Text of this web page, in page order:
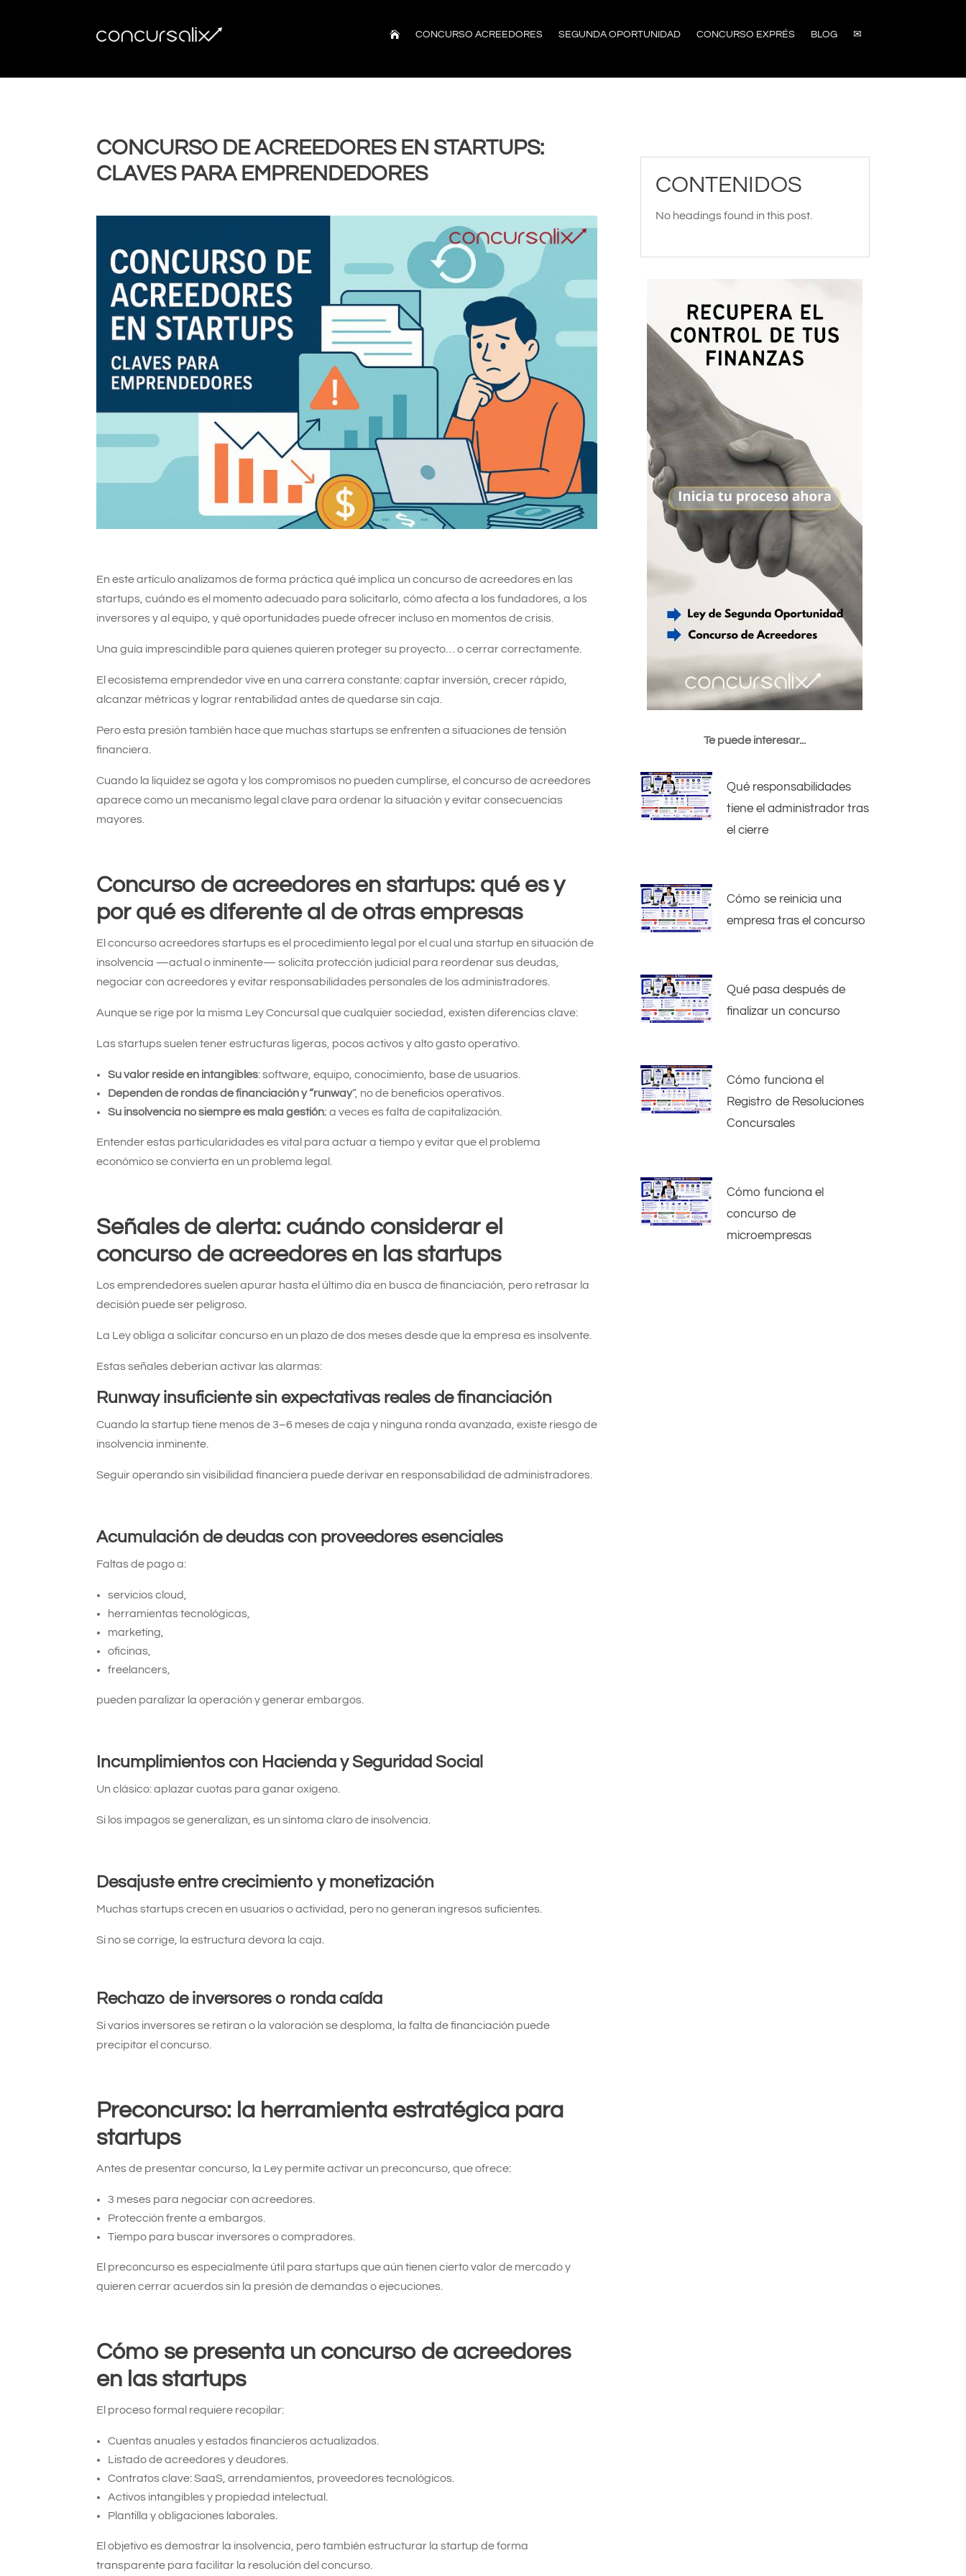
 CONCURSO ACREEDORES SEGUNDA OPORTUNIDAD CONCURSO EXPRÉS BLOG ✉
CONCURSO DE ACREEDORES EN STARTUPS:
CLAVES PARA EMPRENDEDORES
En este artículo analizamos de forma práctica qué implica un concurso de acreedores en las
startups, cuándo es el momento adecuado para solicitarlo, cómo afecta a los fundadores, a los
inversores y al equipo, y qué oportunidades puede ofrecer incluso en momentos de crisis.
Una guía imprescindible para quienes quieren proteger su proyecto… o cerrar correctamente.
El ecosistema emprendedor vive en una carrera constante: captar inversión, crecer rápido,
alcanzar métricas y lograr rentabilidad antes de quedarse sin caja.
Pero esta presión también hace que muchas startups se enfrenten a situaciones de tensión
financiera.
Cuando la liquidez se agota y los compromisos no pueden cumplirse, el concurso de acreedores
aparece como un mecanismo legal clave para ordenar la situación y evitar consecuencias
mayores.
Concurso de acreedores en startups: qué es y
por qué es diferente al de otras empresas
El concurso acreedores startups es el procedimiento legal por el cual una startup en situación de
insolvencia —actual o inminente— solicita protección judicial para reordenar sus deudas,
negociar con acreedores y evitar responsabilidades personales de los administradores.
Aunque se rige por la misma Ley Concursal que cualquier sociedad, existen diferencias clave:
Las startups suelen tener estructuras ligeras, pocos activos y alto gasto operativo.
Su valor reside en intangibles: software, equipo, conocimiento, base de usuarios.
Dependen de rondas de financiación y “runway”, no de beneficios operativos.
Su insolvencia no siempre es mala gestión; a veces es falta de capitalización.
Entender estas particularidades es vital para actuar a tiempo y evitar que el problema
económico se convierta en un problema legal.
Señales de alerta: cuándo considerar el
concurso de acreedores en las startups
Los emprendedores suelen apurar hasta el último día en busca de financiación, pero retrasar la
decisión puede ser peligroso.
La Ley obliga a solicitar concurso en un plazo de dos meses desde que la empresa es insolvente.
Estas señales deberían activar las alarmas:
Runway insuficiente sin expectativas reales de financiación
Cuando la startup tiene menos de 3–6 meses de caja y ninguna ronda avanzada, existe riesgo de
insolvencia inminente.
Seguir operando sin visibilidad financiera puede derivar en responsabilidad de administradores.
Acumulación de deudas con proveedores esenciales
Faltas de pago a:
servicios cloud,
herramientas tecnológicas,
marketing,
oficinas,
freelancers,
pueden paralizar la operación y generar embargos.
Incumplimientos con Hacienda y Seguridad Social
Un clásico: aplazar cuotas para ganar oxígeno.
Si los impagos se generalizan, es un síntoma claro de insolvencia.
Desajuste entre crecimiento y monetización
Muchas startups crecen en usuarios o actividad, pero no generan ingresos suficientes.
Si no se corrige, la estructura devora la caja.
Rechazo de inversores o ronda caída
Si varios inversores se retiran o la valoración se desploma, la falta de financiación puede
precipitar el concurso.
Preconcurso: la herramienta estratégica para
startups
Antes de presentar concurso, la Ley permite activar un preconcurso, que ofrece:
3 meses para negociar con acreedores.
Protección frente a embargos.
Tiempo para buscar inversores o compradores.
El preconcurso es especialmente útil para startups que aún tienen cierto valor de mercado y
quieren cerrar acuerdos sin la presión de demandas o ejecuciones.
Cómo se presenta un concurso de acreedores
en las startups
El proceso formal requiere recopilar:
Cuentas anuales y estados financieros actualizados.
Listado de acreedores y deudores.
Contratos clave: SaaS, arrendamientos, proveedores tecnológicos.
Activos intangibles y propiedad intelectual.
Plantilla y obligaciones laborales.
El objetivo es demostrar la insolvencia, pero también estructurar la startup de forma
transparente para facilitar la resolución del concurso.
CONTENIDOS
No headings found in this post.
Te puede interesar...
Qué responsabilidades
tiene el administrador tras
el cierre
Cómo se reinicia una
empresa tras el concurso
Qué pasa después de
finalizar un concurso
Cómo funciona el
Registro de Resoluciones
Concursales
Cómo funciona el
concurso de
microempresas